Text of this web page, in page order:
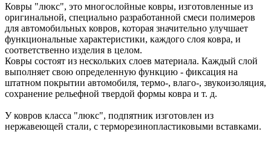
Ковры "люкс", это многослойные ковры, изготовленные из
оригинальной, специально разработанной смеси полимеров
для автомобильных ковров, которая значительно улучшает
функциональные характеристики, каждого слоя ковра, и
соответственно изделия в целом.
Ковры состоят из нескольких слоев материала. Каждый слой
выполняет свою определенную функцию - фиксация на
штатном покрытии автомобиля, термо-, влаго-, звукоизоляция,
сохранение рельефной твердой формы ковра и т. д.
У ковров класса "люкс", подпятник изготовлен из
нержавеющей стали, с терморезинопластиковыми вставками.